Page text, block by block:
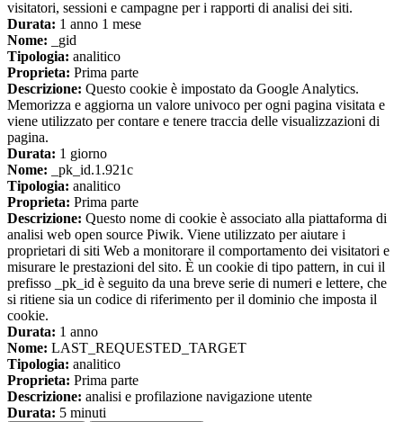
visitatori, sessioni e campagne per i rapporti di analisi dei siti.
Durata: 1 anno 1 mese
Nome: _gid
Tipologia: analitico
Proprieta: Prima parte
Descrizione: Questo cookie è impostato da Google Analytics.
Memorizza e aggiorna un valore univoco per ogni pagina visitata e
viene utilizzato per contare e tenere traccia delle visualizzazioni di
pagina.
Durata: 1 giorno
Nome: _pk_id.1.921c
Tipologia: analitico
Proprieta: Prima parte
Descrizione: Questo nome di cookie è associato alla piattaforma di
analisi web open source Piwik. Viene utilizzato per aiutare i
proprietari di siti Web a monitorare il comportamento dei visitatori e
misurare le prestazioni del sito. È un cookie di tipo pattern, in cui il
prefisso _pk_id è seguito da una breve serie di numeri e lettere, che
si ritiene sia un codice di riferimento per il dominio che imposta il
cookie.
Durata: 1 anno
Nome: LAST_REQUESTED_TARGET
Tipologia: analitico
Proprieta: Prima parte
Descrizione: analisi e profilazione navigazione utente
Durata: 5 minuti